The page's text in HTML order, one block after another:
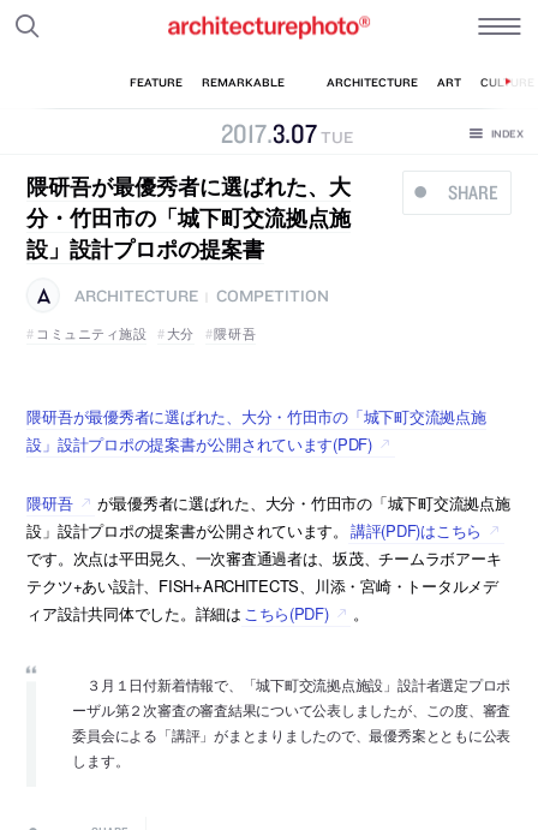
2017.3.07TUE
SHARE
隈研吾が最優秀者に選ばれた、大
分・竹田市の「城下町交流拠点施
設」設計プロポの提案書
ARCHITECTURE
COMPETITION
コミュニティ施設
大分 隈研吾
隈研吾が最優秀者に選ばれた、大分・竹田市の「城下町交流拠点施
設」設計プロポの提案書が公開されています(PDF)
隈研吾
が最優秀者に選ばれた、大分・竹田市の「城下町交流拠点施
設」設計プロポの提案書が公開されています。 講評(PDF)はこちら
です。次点は平田晃久、一次審査通過者は、坂茂、チームラボアーキ
テクツ+あい設計、FISH+ARCHITECTS、川添・宮崎・トータルメデ
ィア設計共同体でした。詳細は こちら(PDF) 。
３月１日付新着情報で、「城下町交流拠点施設」設計者選定プロポ
ーザル第２次審査の審査結果について公表しましたが、この度、審査
委員会による「講評」がまとまりましたので、最優秀案とともに公表
します。